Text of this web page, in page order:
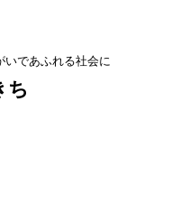
いであふれる社会に
ち